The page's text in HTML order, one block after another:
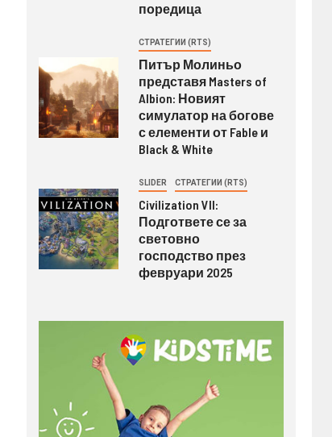
поредица
СТРАТЕГИИ (RTS)
Питър Молиньо
представя Masters of
Albion: Новият
симулатор на богове
с елементи от Fable и
Black & White
SLIDER СТРАТЕГИИ (RTS)
Civilization VII:
Подгответе се за
световно
господство през
февруари 2025